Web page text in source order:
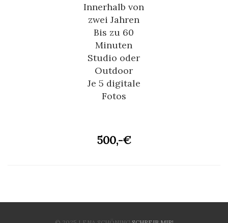
Innerhalb von
zwei Jahren
Bis zu 60
Minuten
Studio oder
Outdoor
Je 5 digitale
Fotos
500,-€